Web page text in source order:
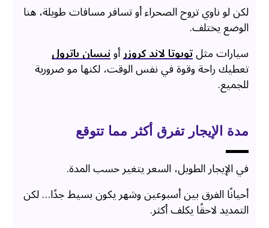
لكن لو ناوي تروح الصحراء أو تسافر مسافات طويلة، هنا
الوضع يختلف.
سيارات مثلتويوتا لاند كروزرأونيسان باترول
تعطيك راحة وقوة في نفس الوقت، لكنها مو ضرورية
للجميع.
مدة الإيجار تفرق أكثر مما تتوقع
في الإيجار الطويل، السعر يتغير حسب المدة.
أحيانًا الفرق بين أسبوعين وشهر يكون بسيط جدًا… لكن
التمديد لاحقًا يكلف أكثر.